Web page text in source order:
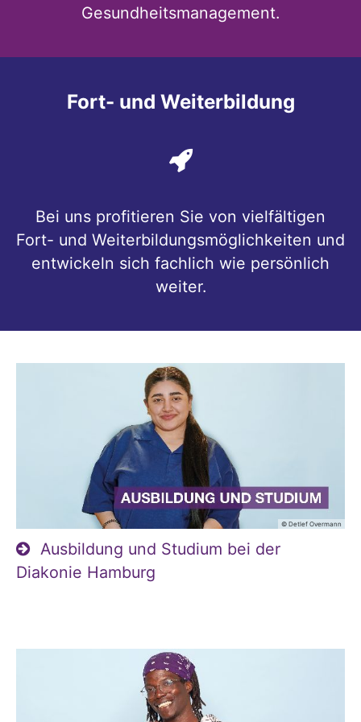
Gesundheitsmanagement.
Fort- und Weiterbildung
Bei uns profitieren Sie von vielfältigen
Fort- und Weiterbildungsmöglichkeiten und
entwickeln sich fachlich wie persönlich
weiter.
© Detlef Overmann
Ausbildung und Studium bei der
Diakonie Hamburg